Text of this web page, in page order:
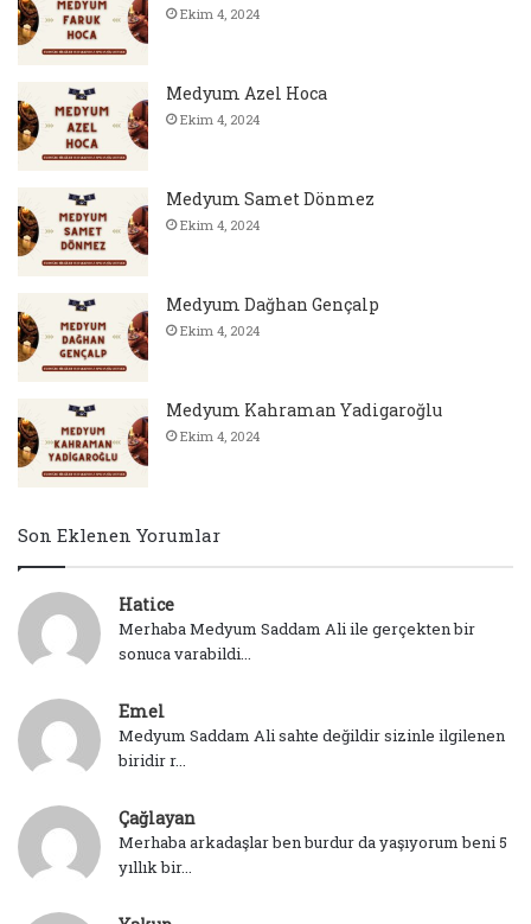
Ekim 4, 2024
Medyum Azel Hoca
Ekim 4, 2024
Medyum Samet Dönmez
Ekim 4, 2024
Medyum Dağhan Gençalp
Ekim 4, 2024
Medyum Kahraman Yadigaroğlu
Ekim 4, 2024
Son Eklenen Yorumlar
Hatice
Merhaba Medyum Saddam Ali ile gerçekten bir
sonuca varabildi...
Emel
Medyum Saddam Ali sahte değildir sizinle ilgilenen
biridir r...
Çağlayan
Merhaba arkadaşlar ben burdur da yaşıyorum beni 5
yıllık bir...